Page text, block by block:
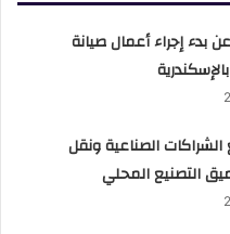
بدء إجراء أعمال صيانة
الصناعية ونقل
التصنيع المحلي